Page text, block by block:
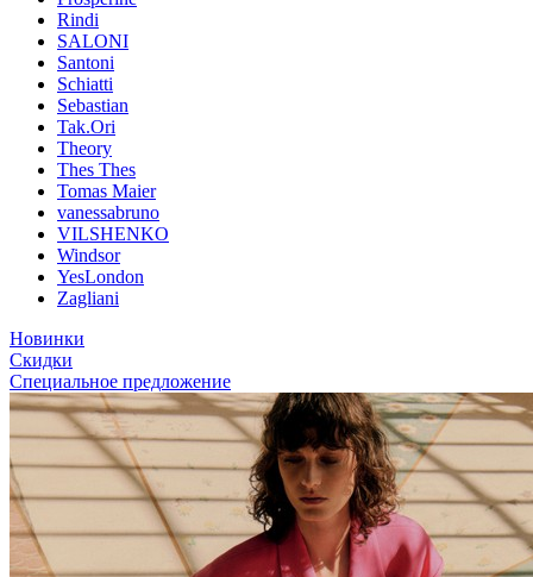
Rindi
SALONI
Santoni
Schiatti
Sebastian
Tak.Ori
Theory
Thes Thes
Tomas Maier
vanessabruno
VILSHENKO
Windsor
YesLondon
Zagliani
Новинки
Скидки
Специальное предложение